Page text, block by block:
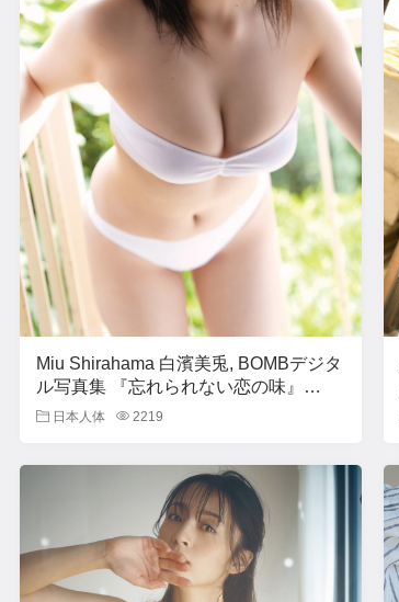
Miu Shirahama 白濱美兎, BOMBデジタ
ル写真集 『忘れられない恋の味』
Set.02
日本人体 2219